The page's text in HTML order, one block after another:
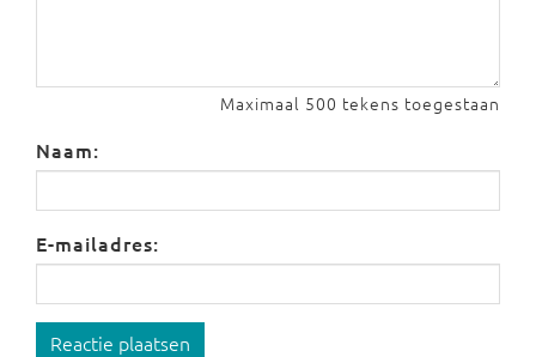
Maximaal 500 tekens toegestaan
Naam:
E-mailadres:
Reactie plaatsen